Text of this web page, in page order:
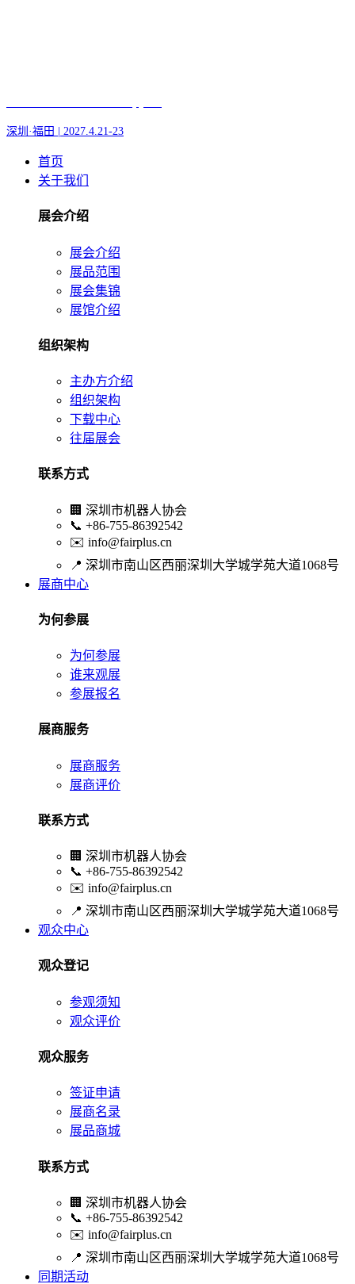
深圳·福田 | 2027.4.21-23
首页
关于我们
展会介绍
展会介绍
展品范围
展会集锦
展馆介绍
组织架构
主办方介绍
组织架构
下载中心
往届展会
联系方式
🏢 深圳市机器人协会
📞 +86-755-86392542
✉️ info@fairplus.cn
📍 深圳市南山区西丽深圳大学城学苑大道1068号
展商中心
为何参展
为何参展
谁来观展
参展报名
展商服务
展商服务
展商评价
联系方式
🏢 深圳市机器人协会
📞 +86-755-86392542
✉️ info@fairplus.cn
📍 深圳市南山区西丽深圳大学城学苑大道1068号
观众中心
观众登记
参观须知
观众评价
观众服务
签证申请
展商名录
展品商城
联系方式
🏢 深圳市机器人协会
📞 +86-755-86392542
✉️ info@fairplus.cn
📍 深圳市南山区西丽深圳大学城学苑大道1068号
同期活动